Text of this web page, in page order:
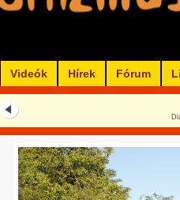
Videók Hírek Fórum